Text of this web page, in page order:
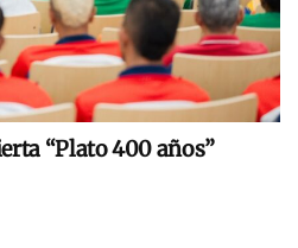
“Plato 400 años”